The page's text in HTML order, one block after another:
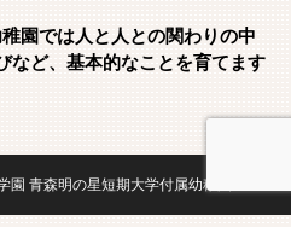
園では人と人との関わりの中
など、基本的なことを育てます
青森明の星短期大学付属幼稚園